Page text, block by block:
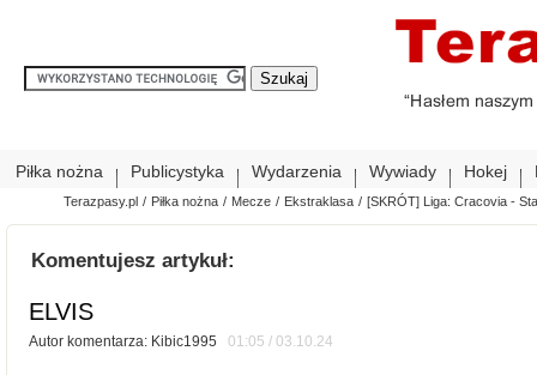
Piłka nożna Publicystyka Wydarzenia Wywiady Hokej
Terazpasy.pl / Piłka nożna / Mecze / Ekstraklasa / [SKRÓT] Liga: Cracovia -
Komentujesz artykuł:
ELVIS
Autor komentarza: Kibic1995 01:05 / 03.10.24